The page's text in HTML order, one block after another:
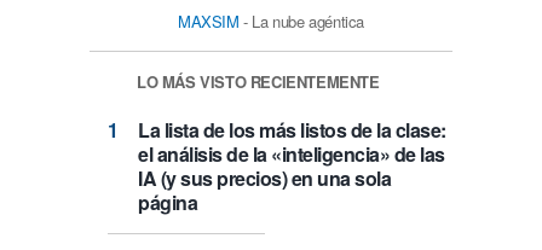
MAXSIM - La nube agéntica
LO MÁS VISTO RECIENTEMENTE
La lista de los más listos de la clase:
el análisis de la «inteligencia» de las
IA (y sus precios) en una sola
página